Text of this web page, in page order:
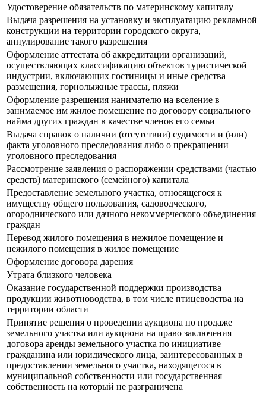
Удостоверение обязательств по материнскому капиталу
Выдача разрешения на установку и эксплуатацию рекламной
конструкции на территории городского округа,
аннулирование такого разрешения
Оформление аттестата об аккредитации организаций,
осуществляющих классификацию объектов туристической
индустрии, включающих гостиницы и иные средства
размещения, горнолыжные трассы, пляжи
Оформление разрешения нанимателю на вселение в
занимаемое им жилое помещение по договору социального
найма других граждан в качестве членов его семьи
Выдача справок о наличии (отсутствии) судимости и (или)
факта уголовного преследования либо о прекращении
уголовного преследования
Рассмотрение заявления о распоряжении средствами (частью
средств) материнского (семейного) капитала
Предоставление земельного участка, относящегося к
имуществу общего пользования, садоводческого,
огороднического или дачного некоммерческого объединения
граждан
Перевод жилого помещения в нежилое помещение и
нежилого помещения в жилое помещение
Оформление договора дарения
Утрата близкого человека
Оказание государственной поддержки производства
продукции животноводства, в том числе птицеводства на
территории области
Принятие решения о проведении аукциона по продаже
земельного участка или аукциона на право заключения
договора аренды земельного участка по инициативе
гражданина или юридического лица, заинтересованных в
предоставлении земельного участка, находящегося в
муниципальной собственности или государственная
собственность на который не разграничена